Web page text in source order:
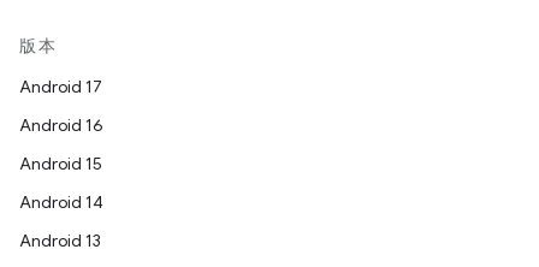
版本
Android 17
Android 16
Android 15
Android 14
Android 13